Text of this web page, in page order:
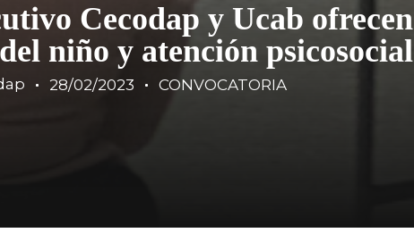
Cecodap y Ucab ofrecen
niño y atención psicosocial
28/02/2023 CONVOCATORIA